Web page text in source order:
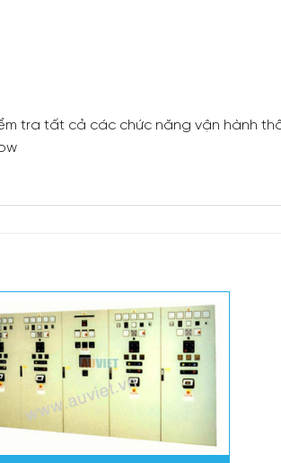
tra tất cả các chức năng vận hành